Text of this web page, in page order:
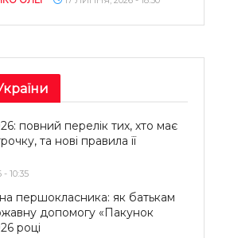
повний перелік тих, хто має
та нові правила її
10:35
першокласника: як батькам
допомогу «Пакунок
році